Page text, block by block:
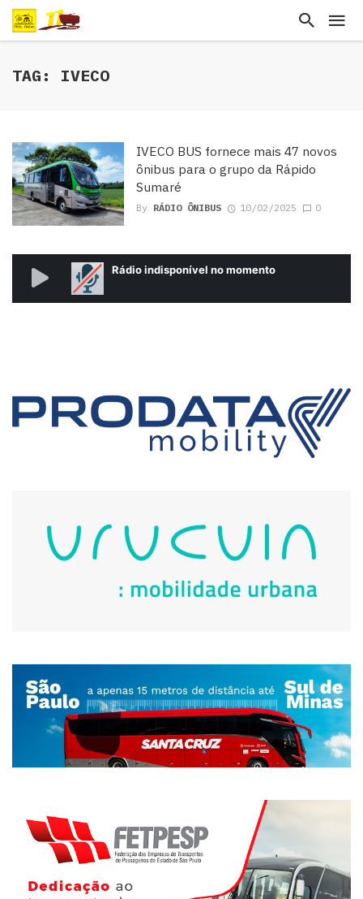
TAG: IVECO
IVECO BUS fornece mais 47 novos
ônibus para o grupo da Rápido
Sumaré
By RÁDIO ÔNIBUS 10/02/2025 0